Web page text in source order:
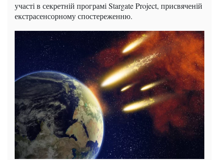
участі в секретній програмі Stargate Project, присвяченій
екстрасенсорному спостереженню.